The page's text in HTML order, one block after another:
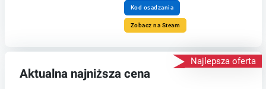
Kod osadzania
Zobacz na Steam
Najlepsza oferta
Aktualna najniższa cena